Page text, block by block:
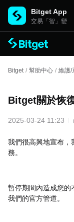
Bitget App
交易「智」變
Bitget / 幫助中心 / 維護/
Bitget關於恢
2025-03-24 11:23
我們很高興地宣布，
務。
暫停期間內造成您的
我們的官方管道。